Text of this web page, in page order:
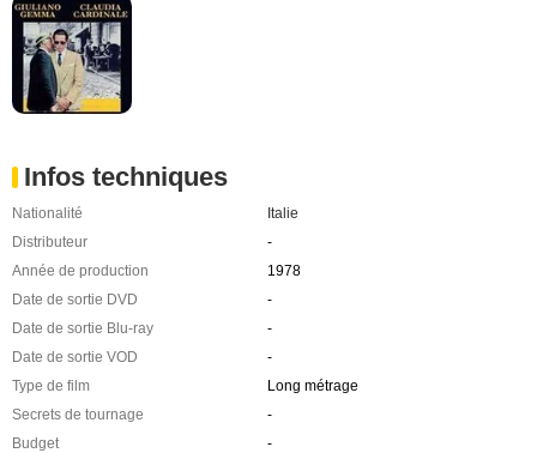
Infos techniques
Nationalité
Italie
Distributeur
-
Année de production
1978
Date de sortie DVD
-
Date de sortie Blu-ray
-
Date de sortie VOD
-
Type de film
Long métrage
Secrets de tournage
-
Budget
-